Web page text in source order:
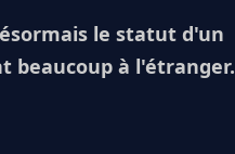
le statut d'un
beaucoup à l'étranger.